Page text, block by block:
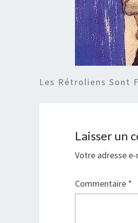
Les Rétroliens Sont
Laisser un
Votre adresse
Commentaire *